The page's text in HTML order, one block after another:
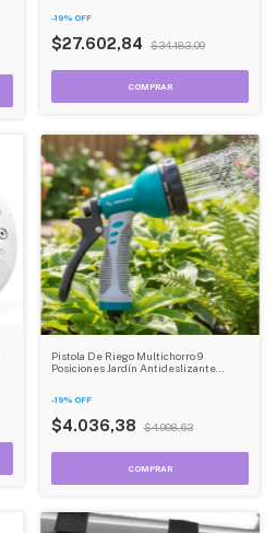
-19% OFF
$27.602,84 $34.183,09
Pistola De Riego Multichorro 9
Posiciones Jardín Antideslizante
-19% OFF
$4.036,38 $4.998,63